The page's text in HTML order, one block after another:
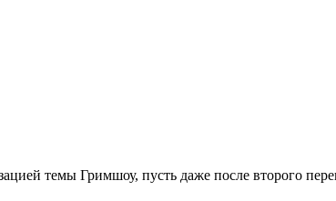
темы Гримшоу, пусть даже после второго